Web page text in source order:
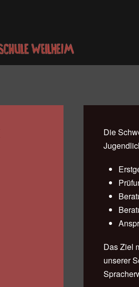
Die
Das Ziel
unserer